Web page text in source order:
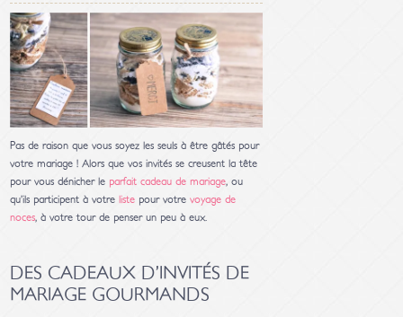
Pas de raison que vous soyez les seuls à être gâtés pour
votre mariage ! Alors que vos invités se creusent la tête
pour vous dénicher le parfait cadeau de mariage, ou
qu’ils participent à votre liste pour votrevoyage de
noces, à votre tour de penser un peu à eux.
DES CADEAUX D’INVITÉS DE
MARIAGE GOURMANDS